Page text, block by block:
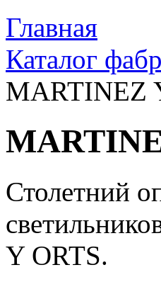
Главная
Каталог
MARTINEZ
Столетний
Y ORTS.